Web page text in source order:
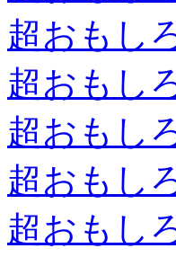
超おもし
超おもし
超おもし
超おもし
超おもし